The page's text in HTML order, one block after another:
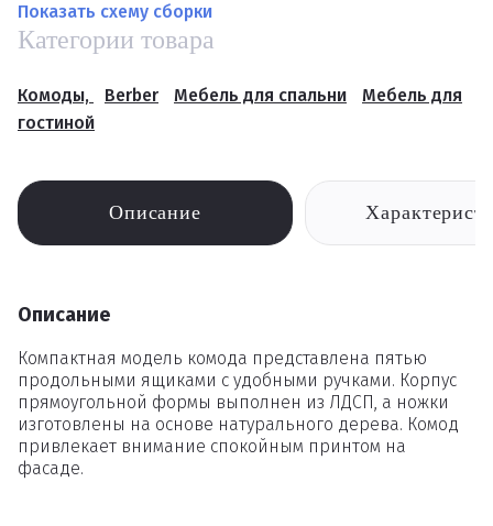
Показать схему сборки
Категории товара
Комоды, Berber Мебель для спальни
Мебель для
гостиной
Описание
Описание
Компактная модель комода представлена пятью
продольными ящиками с удобными ручками. Корпус
прямоугольной формы выполнен из ЛДСП, а ножки
изготовлены на основе натурального дерева. Комод
привлекает внимание спокойным принтом на
фасаде.